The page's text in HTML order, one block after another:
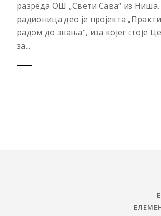
разреда ОШ „Свети Сава“ из
радионица део је пројекта
радом до знања“, иза којег стоје
за...